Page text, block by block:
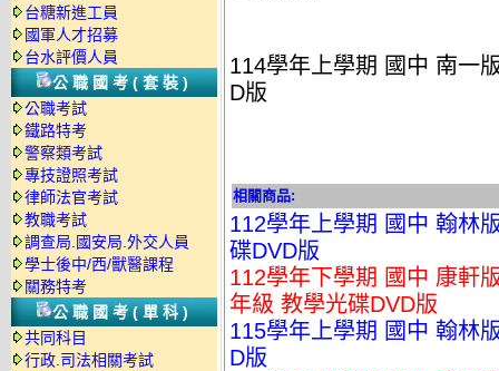
台糖新進工員
國軍人才招募
台水評價人員
公職國考(套裝)
公職考試
鐵路特考
警察類考試
專技證照考試
律師法官考試
教職考試
調查局.國安局.外交人員
學士後中/西/獸醫課程
關務特考
公職國考(單科)
共同科目
行政.司法相關考試
114學年上學期 國中 南一
D版
相關商品:
112學年上學期 國中 翰林
碟DVD版
112學年下學期 國中 康軒
年級 教學光碟DVD版
115學年上學期 國中 翰林
D版